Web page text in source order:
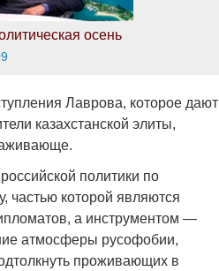
осень
Лаврова, которое дают
казахстанской элиты,
политики по
частью которой являются
а инструментом —
атмосферы русофобии,
проживающих в